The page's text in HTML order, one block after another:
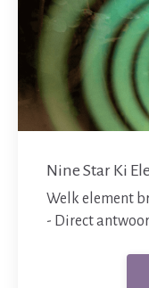
Nine Star Ki
Welk element
- Direct